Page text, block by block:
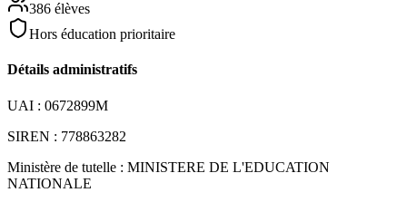
386 élèves
Hors éducation prioritaire
Détails administratifs
UAI : 0672899M
SIREN : 778863282
Ministère de tutelle : MINISTERE DE L'EDUCATION
NATIONALE